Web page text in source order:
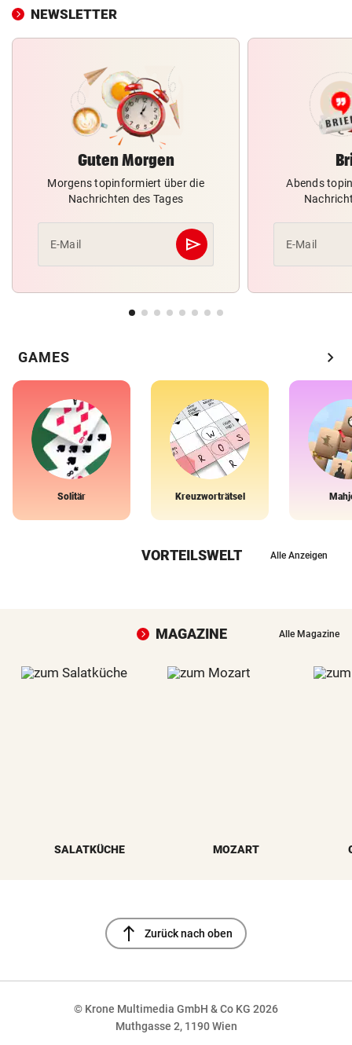
NEWSLETTER
Guten Morgen
Morgens topinformiert über die
Nachrichten des Tages
E-Mail send
Abschicken
Abends
E-Mail
GAMES chevron_right
Solitär Kreuzworträtsel
VORTEILSWELT Alle Anzeigen
MAGAZINE Alle Magazine
SALATKÜCHE MOZART
north Zurück nach oben
© Krone Multimedia GmbH & Co KG 2026
Muthgasse 2, 1190 Wien